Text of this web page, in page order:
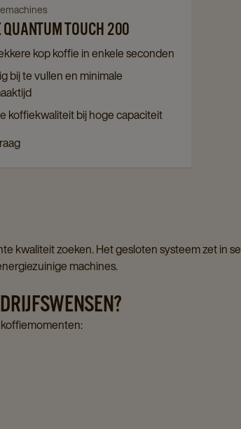
QUANTUM TOUCH 200
kop koffie in enkele seconden
bij te vullen en minimale
koffiekwaliteit bij hoge capaciteit
kwaliteit zoeken. Het gesloten systeem zet in
machines.